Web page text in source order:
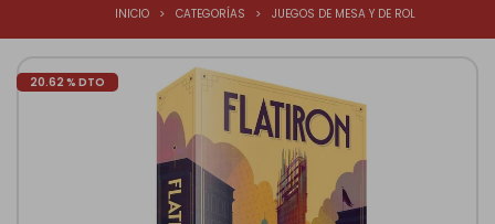
INICIO CATEGORÍAS JUEGOS DE MESA Y DE ROL
20.62 % DTO